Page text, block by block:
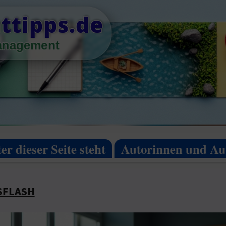
dieser Seite steht Autorinnen und